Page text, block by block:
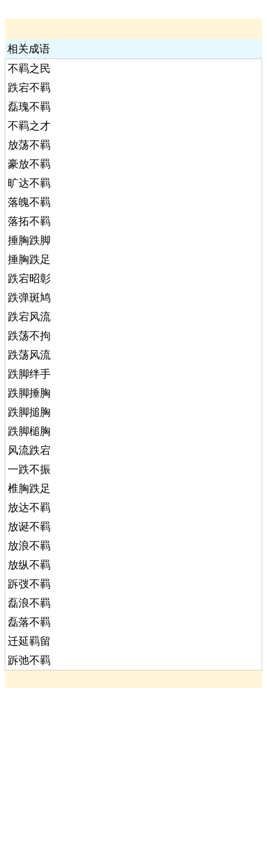
相关成语
不羁之民
跌宕不羁
磊瑰不羁
不羁之才
放荡不羁
豪放不羁
旷达不羁
落魄不羁
落拓不羁
捶胸跌脚
捶胸跌足
跌宕昭彰
跌弹斑鸠
跌宕风流
跌荡不拘
跌荡风流
跌脚绊手
跌脚捶胸
跌脚搥胸
跌脚槌胸
风流跌宕
一跌不振
椎胸跌足
放达不羁
放诞不羁
放浪不羁
放纵不羁
跅弢不羁
磊浪不羁
磊落不羁
迁延羁留
跅弛不羁